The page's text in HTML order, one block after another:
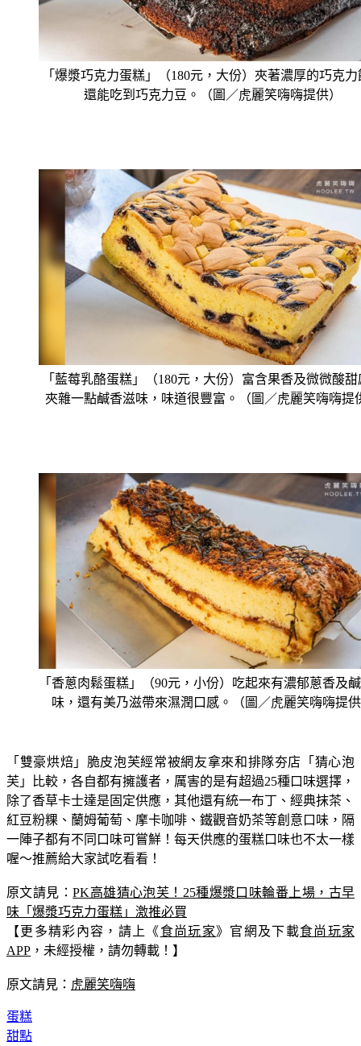
「爆漿巧克力蛋糕」（180元，大份）夾著濃厚的巧克
還能吃到巧克力豆。（圖／虎麗笑嗨嗨提供）
「藍莓乳酪蛋糕」（180元，大份）富含果香及微微酸
夾雜一點鹹香滋味，味道很豐富。（圖／虎麗笑嗨嗨提
「香蔥肉鬆蛋糕」（90元，小份）吃起來有濃郁蔥香及
味，還有美乃滋帶來濕潤口感。（圖／虎麗笑嗨嗨提
「雙豪烘焙」脆皮泡芙經常被網友拿來和排隊夯店「猜心泡
芙」比較，各自都有擁護者，厲害的是有超過25種口味選擇，
除了香草卡士達是固定供應，其他還有統一布丁、經典抹茶、
紅豆粉粿、蘭姆葡萄、摩卡咖啡、鐵觀音奶茶等創意口味，隔
一陣子都有不同口味可嘗鮮！每天供應的蛋糕口味也不太一樣
喔～推薦給大家試吃看看！
原文請見：PK高雄猜心泡芙！25種爆漿口味輪番上場，古早
味「爆漿巧克力蛋糕」激推必買
【更多精彩內容，請上《 食尚玩家》官網及下載食尚玩家
APP ，未經授權，請勿轉載！】
原文請見： 虎麗笑嗨嗨
蛋糕
甜點